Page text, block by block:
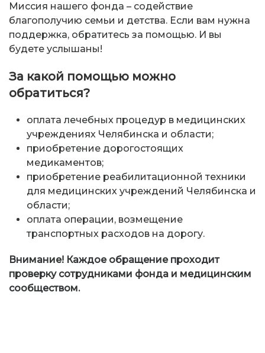
Миссия нашего фонда – содействие
благополучию семьи и детства. Если вам нужна
поддержка, обратитесь за помощью. И вы
будете услышаны!
За какой помощью можно
обратиться?
оплата лечебных процедур в медицинских
учреждениях Челябинска и области;
приобретение дорогостоящих
медикаментов;
приобретение реабилитационной техники
для медицинских учреждений Челябинска и
области;
оплата операции, возмещение
транспортных расходов на дорогу.
Внимание! Каждое обращение проходит
проверку сотрудниками фонда и медицинским
сообществом.